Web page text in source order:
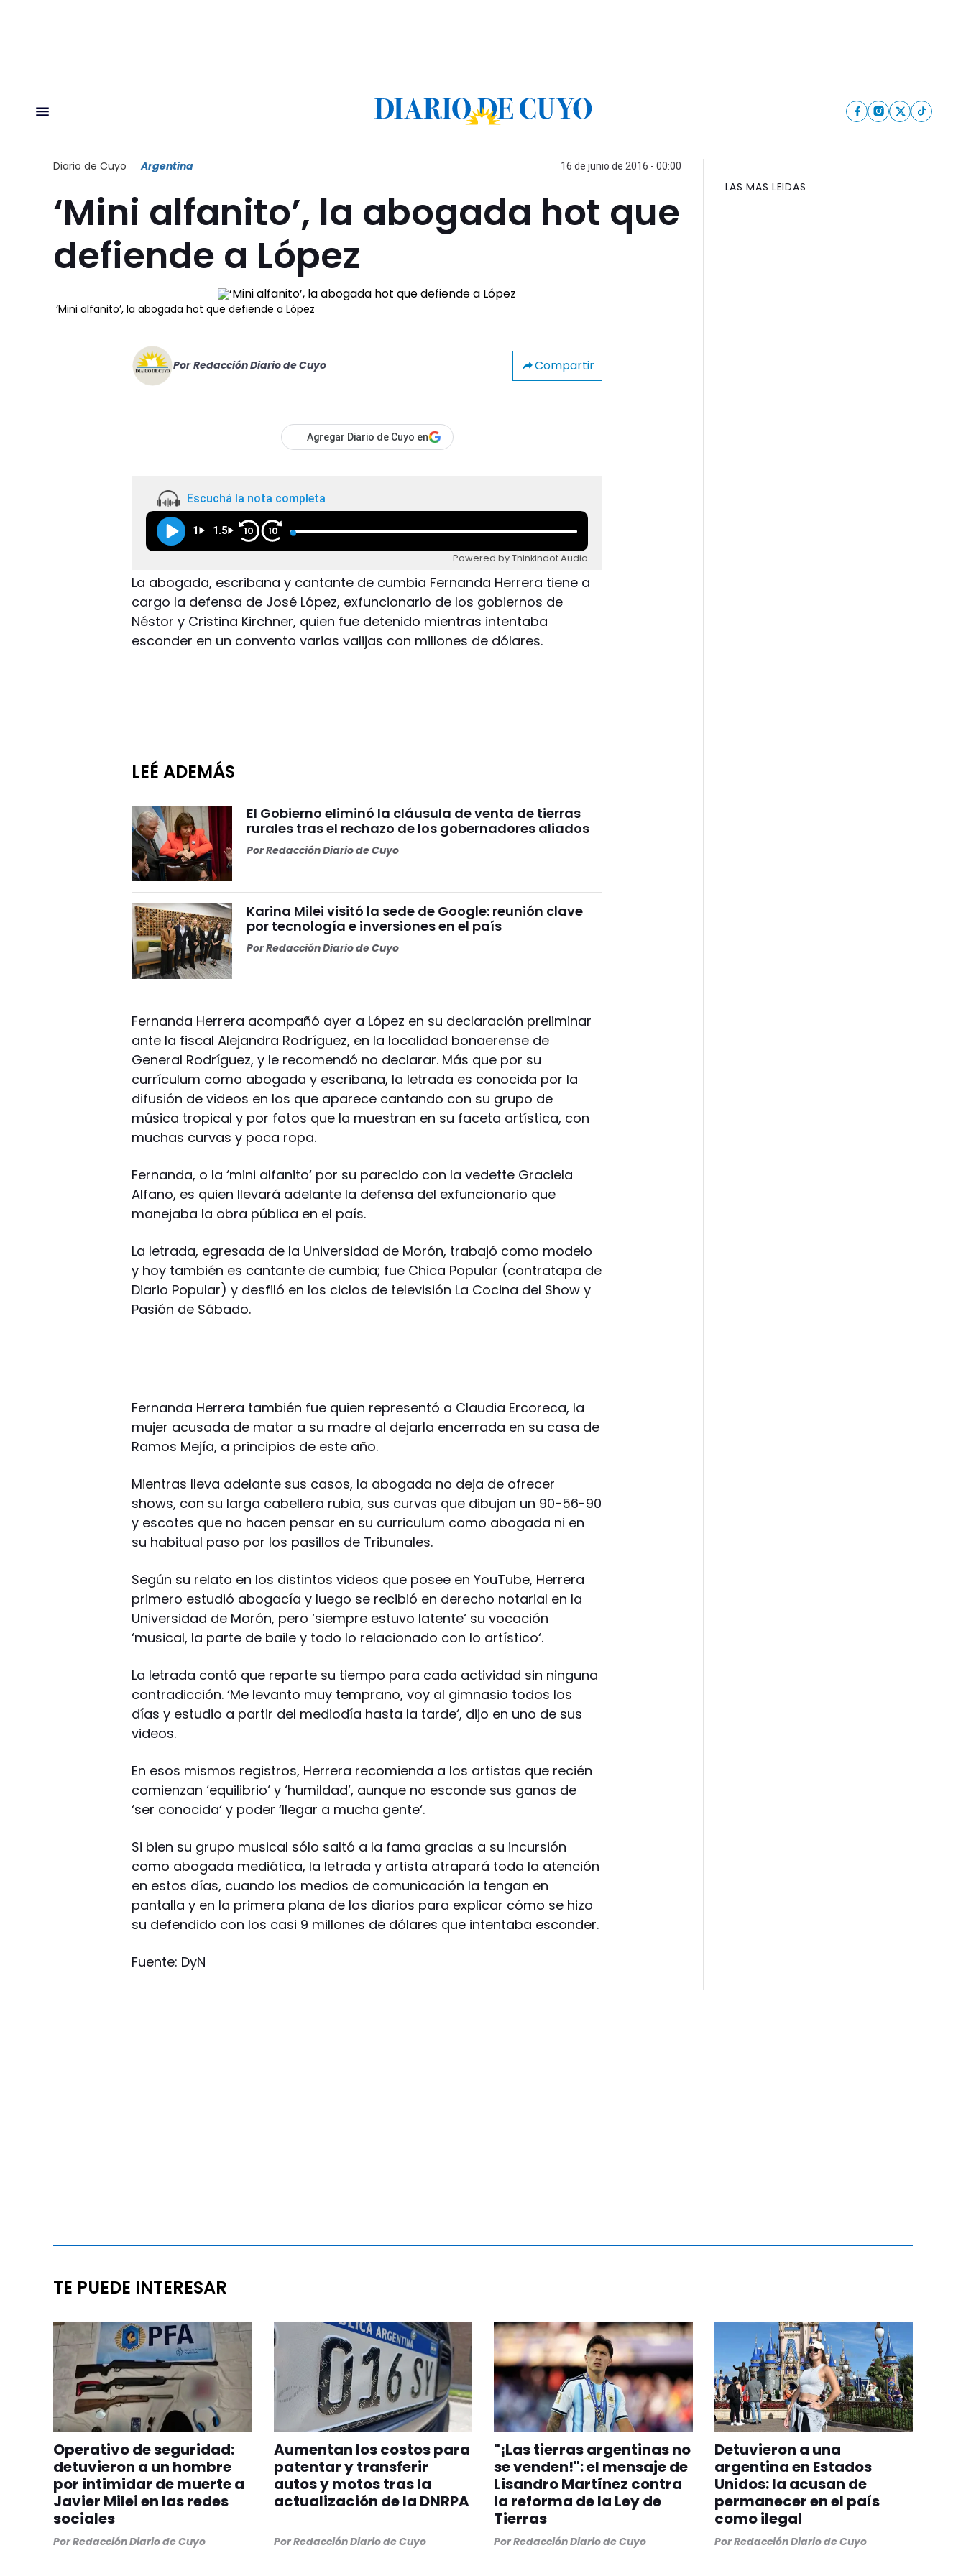
Diario de Cuyo Argentina 16 de junio de 2016 - 00:00
‘Mini alfanito’, la abogada hot que
defiende a López
‘Mini alfanito’, la abogada hot que defiende a López
Por Redacción Diario de Cuyo Compartir
Agregar Diario de Cuyo en
Escuchá la nota completa
1 1.5 10 10
Powered by Thinkindot Audio
La abogada, escribana y cantante de cumbia Fernanda Herrera tiene a
cargo la defensa de José López, exfuncionario de los gobiernos de
Néstor y Cristina Kirchner, quien fue detenido mientras intentaba
esconder en un convento varias valijas con millones de dólares.
LEÉ ADEMÁS
El Gobierno eliminó la cláusula de venta de tierras
rurales tras el rechazo de los gobernadores aliados
PorRedacción Diario de Cuyo
Karina Milei visitó la sede de Google: reunión clave
por tecnología e inversiones en el país
PorRedacción Diario de Cuyo
Fernanda Herrera acompañó ayer a López en su declaración preliminar
ante la fiscal Alejandra Rodríguez, en la localidad bonaerense de
General Rodríguez, y le recomendó no declarar. Más que por su
currículum como abogada y escribana, la letrada es conocida por la
difusión de videos en los que aparece cantando con su grupo de
música tropical y por fotos que la muestran en su faceta artística, con
muchas curvas y poca ropa.
Fernanda, o la ‘mini alfanito‘ por su parecido con la vedette Graciela
Alfano, es quien llevará adelante la defensa del exfuncionario que
manejaba la obra pública en el país.
La letrada, egresada de la Universidad de Morón, trabajó como modelo
y hoy también es cantante de cumbia; fue Chica Popular (contratapa de
Diario Popular) y desfiló en los ciclos de televisión La Cocina del Show y
Pasión de Sábado.
Fernanda Herrera también fue quien representó a Claudia Ercoreca, la
mujer acusada de matar a su madre al dejarla encerrada en su casa de
Ramos Mejía, a principios de este año.
Mientras lleva adelante sus casos, la abogada no deja de ofrecer
shows, con su larga cabellera rubia, sus curvas que dibujan un 90-56-90
y escotes que no hacen pensar en su curriculum como abogada ni en
su habitual paso por los pasillos de Tribunales.
Según su relato en los distintos videos que posee en YouTube, Herrera
primero estudió abogacía y luego se recibió en derecho notarial en la
Universidad de Morón, pero ‘siempre estuvo latente‘ su vocación
‘musical, la parte de baile y todo lo relacionado con lo artístico‘.
La letrada contó que reparte su tiempo para cada actividad sin ninguna
contradicción. ‘Me levanto muy temprano, voy al gimnasio todos los
días y estudio a partir del mediodía hasta la tarde‘, dijo en uno de sus
videos.
En esos mismos registros, Herrera recomienda a los artistas que recién
comienzan ‘equilibrio‘ y ‘humildad‘, aunque no esconde sus ganas de
‘ser conocida‘ y poder ‘llegar a mucha gente‘.
Si bien su grupo musical sólo saltó a la fama gracias a su incursión
como abogada mediática, la letrada y artista atrapará toda la atención
en estos días, cuando los medios de comunicación la tengan en
pantalla y en la primera plana de los diarios para explicar cómo se hizo
su defendido con los casi 9 millones de dólares que intentaba esconder.
Fuente: DyN
LAS MAS LEIDAS
TE PUEDE INTERESAR
Operativo de seguridad:
detuvieron a un hombre
por intimidar de muerte a
Javier Milei en las redes
sociales
PorRedacción Diario de Cuyo
Aumentan los costos para
patentar y transferir
autos y motos tras la
actualización de la DNRPA
PorRedacción Diario de Cuyo
"¡Las tierras argentinas no
se venden!": el mensaje de
Lisandro Martínez contra
la reforma de la Ley de
Tierras
PorRedacción Diario de Cuyo
Detuvieron a una
argentina en Estados
Unidos: la acusan de
permanecer en el país
como ilegal
PorRedacción Diario de Cuyo